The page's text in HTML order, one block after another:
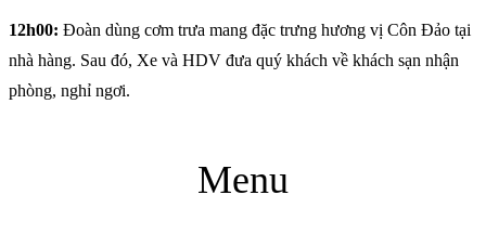
12h00: Đoàn dùng cơm trưa mang đặc trưng hương vị Côn Đảo tại
nhà hàng. Sau đó, Xe và HDV đưa quý khách về khách sạn nhận
phòng, nghỉ ngơi.
Menu